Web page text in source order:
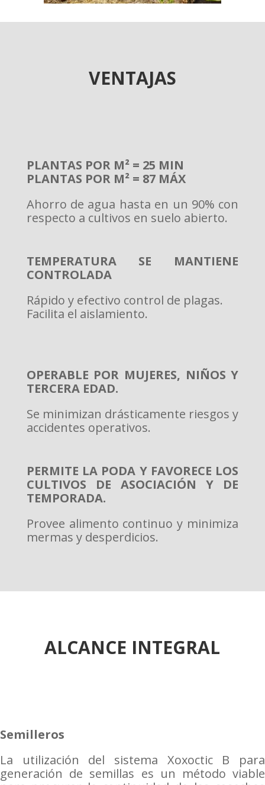
VENTAJAS
PLANTAS POR M² = 25 MIN
PLANTAS POR M² = 87 MÁX
Ahorro de agua hasta en un 90% con
respecto a cultivos en suelo abierto.
TEMPERATURA SE MANTIENE
CONTROLADA
Rápido y efectivo control de plagas.
Facilita el aislamiento.
OPERABLE POR MUJERES, NIÑOS Y
TERCERA EDAD.
Se minimizan drásticamente riesgos y
accidentes operativos.
PERMITE LA PODA Y FAVORECE LOS
CULTIVOS DE ASOCIACIÓN Y DE
TEMPORADA.
Provee alimento continuo y minimiza
mermas y desperdicios.
ALCANCE INTEGRAL
Semilleros
La utilización del sistema Xoxoctic B para
generación de semillas es un método viable